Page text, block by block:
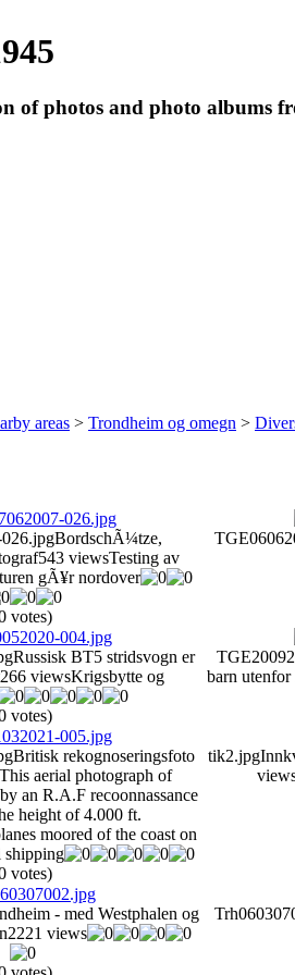
of photos and photo albums
areas > Trondheim og omegn >
BordschÃ¼tze,
543 viewsTesting av
gÃ¥r nordover
votes)
Russisk BT5 stridsvogn er
266 viewsKrigsbytte og
votes)
barn utenfor
Britisk rekognoseringsfoto
aerial photograph of
an R.A.F recoonnassance
height of 4.000 ft.
moored of the coast on
shipping
votes)
tik2.jpg
- med Westphalen og
2221 views